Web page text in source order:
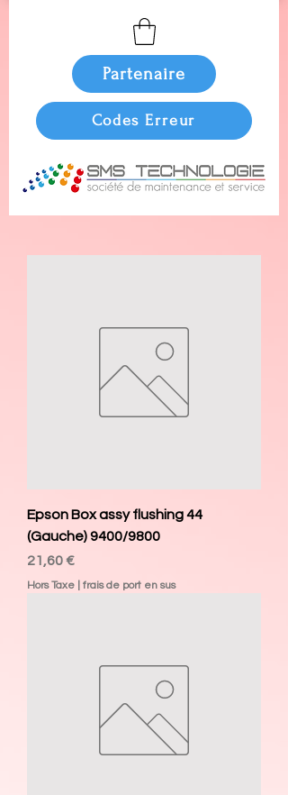
Partenaire
Codes Erreur
Epson Box assy flushing 44
(Gauche) 9400/9800
Prix
21,60 €
Hors Taxe frais de port en sus